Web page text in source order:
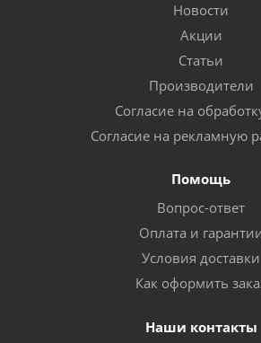
Новости
Акции
Статьи
Производители
Согласие на
Согласие на рекламную
Помощь
Вопрос-ответ
Оплата и
Условия доставки
Как оформить
Наши контакты